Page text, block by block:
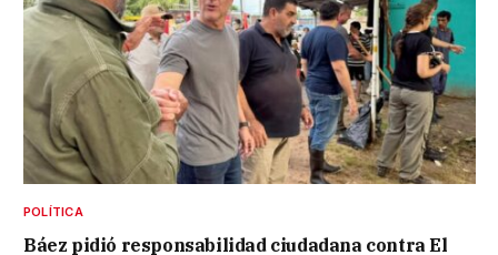
POLÍTICA
Báez pidió responsabilidad ciudadana contra El